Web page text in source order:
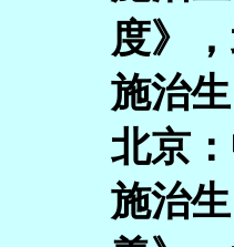
度》
施治
北京
施治